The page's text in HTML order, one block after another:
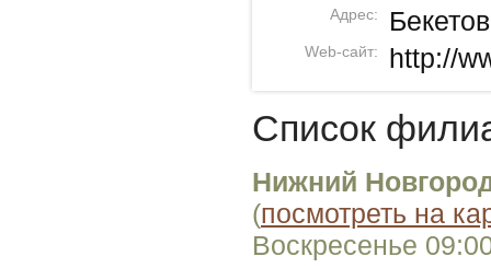
Адрес:
Web-сайт: http://
Список
Нижний
(посмотреть на
Воскресенье